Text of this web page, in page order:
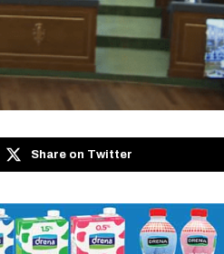
Share on Twitter